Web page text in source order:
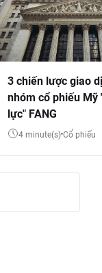
3 chiến lược giao
nhóm cổ phiếu Mỹ
lực" FANG
4 minute(s) Cổ phiếu